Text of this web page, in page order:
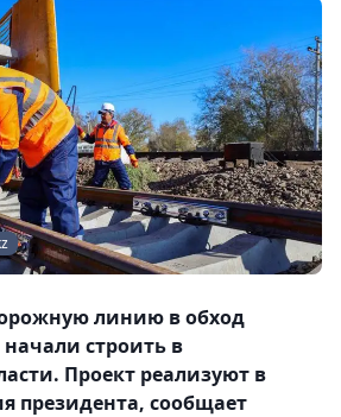
линию в обход
строить в
Проект реализуют в
президента, сообщает